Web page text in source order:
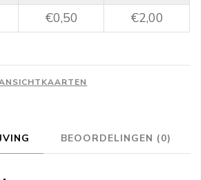
€0,50 €2,00
BEOORDELINGEN (0)